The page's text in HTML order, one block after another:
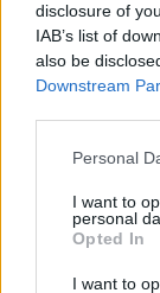
disclosure of
IAB’s list of
also be
Downstream
Please note
not limited to
grant or deny
use your data
consent section.
Personal
I want to
personal
Opted In
I want to